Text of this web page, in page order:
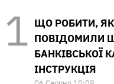
ЩО РОБИТИ,
ПОВІДОМИЛИ
БАНКІВСЬКОЇ
ІНСТРУКЦІЯ